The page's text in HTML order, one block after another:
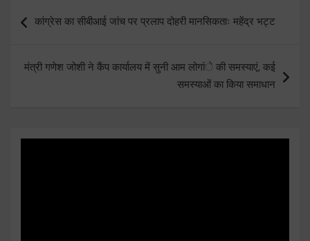
navigation
कांग्रेस का सीबीआई जांच पर प्रलाप दोहरी मानसिकताः महेंद्र भट्ट
मंत्री गणेश जोशी ने कैंप कार्यालय में सुनी आम लोगांे की समस्याएं, कई
समस्याओं का किया समाधान